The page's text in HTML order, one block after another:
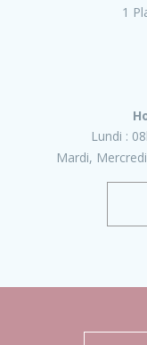
1
Lundi :
Mardi,